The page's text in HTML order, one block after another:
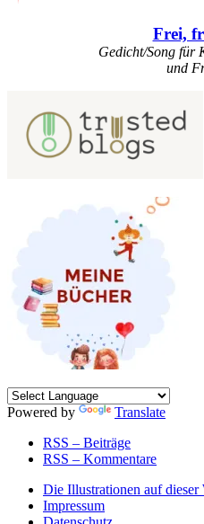
Frei,
Gedicht/Song für
und
Powered by
Translate
RSS – Beiträge
RSS – Kommentare
Die Illustrationen auf
Impressum